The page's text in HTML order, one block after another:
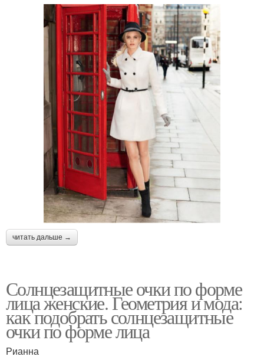
читать дальше →
Солнцезащитные очки по форме
лица женские. Геометрия и мода:
как подобрать солнцезащитные
очки по форме лица
Рианна